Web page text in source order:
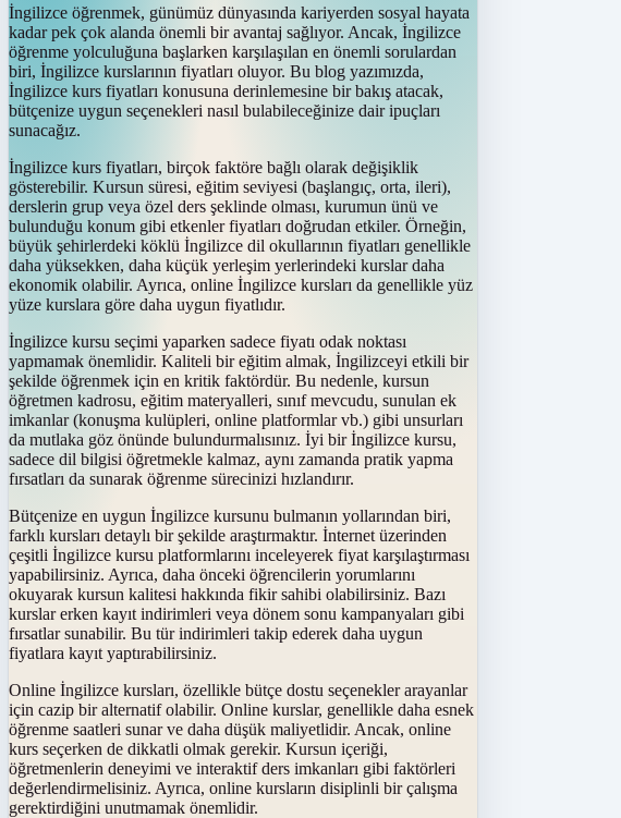
İngilizce öğrenmek, günümüz dünyasında kariyerden sosyal hayata
kadar pek çok alanda önemli bir avantaj sağlıyor. Ancak, İngilizce
öğrenme yolculuğuna başlarken karşılaşılan en önemli sorulardan
biri, İngilizce kurslarının fiyatları oluyor. Bu blog yazımızda,
İngilizce kurs fiyatları konusuna derinlemesine bir bakış atacak,
bütçenize uygun seçenekleri nasıl bulabileceğinize dair ipuçları
sunacağız.
İngilizce kurs fiyatları, birçok faktöre bağlı olarak değişiklik
gösterebilir. Kursun süresi, eğitim seviyesi (başlangıç, orta, ileri),
derslerin grup veya özel ders şeklinde olması, kurumun ünü ve
bulunduğu konum gibi etkenler fiyatları doğrudan etkiler. Örneğin,
büyük şehirlerdeki köklü İngilizce dil okullarının fiyatları genellikle
daha yüksekken, daha küçük yerleşim yerlerindeki kurslar daha
ekonomik olabilir. Ayrıca, online İngilizce kursları da genellikle yüz
yüze kurslara göre daha uygun fiyatlıdır.
İngilizce kursu seçimi yaparken sadece fiyatı odak noktası
yapmamak önemlidir. Kaliteli bir eğitim almak, İngilizceyi etkili bir
şekilde öğrenmek için en kritik faktördür. Bu nedenle, kursun
öğretmen kadrosu, eğitim materyalleri, sınıf mevcudu, sunulan ek
imkanlar (konuşma kulüpleri, online platformlar vb.) gibi unsurları
da mutlaka göz önünde bulundurmalısınız. İyi bir İngilizce kursu,
sadece dil bilgisi öğretmekle kalmaz, aynı zamanda pratik yapma
fırsatları da sunarak öğrenme sürecinizi hızlandırır.
Bütçenize en uygun İngilizce kursunu bulmanın yollarından biri,
farklı kursları detaylı bir şekilde araştırmaktır. İnternet üzerinden
çeşitli İngilizce kursu platformlarını inceleyerek fiyat karşılaştırması
yapabilirsiniz. Ayrıca, daha önceki öğrencilerin yorumlarını
okuyarak kursun kalitesi hakkında fikir sahibi olabilirsiniz. Bazı
kurslar erken kayıt indirimleri veya dönem sonu kampanyaları gibi
fırsatlar sunabilir. Bu tür indirimleri takip ederek daha uygun
fiyatlara kayıt yaptırabilirsiniz.
Online İngilizce kursları, özellikle bütçe dostu seçenekler arayanlar
için cazip bir alternatif olabilir. Online kurslar, genellikle daha esnek
öğrenme saatleri sunar ve daha düşük maliyetlidir. Ancak, online
kurs seçerken de dikkatli olmak gerekir. Kursun içeriği,
öğretmenlerin deneyimi ve interaktif ders imkanları gibi faktörleri
değerlendirmelisiniz. Ayrıca, online kursların disiplinli bir çalışma
gerektirdiğini unutmamak önemlidir.